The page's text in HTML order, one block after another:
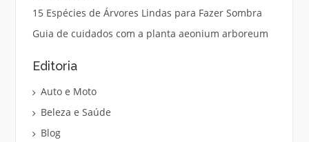
15 Espécies de Árvores Lindas para Fazer Sombra
Guia de cuidados com a planta aeonium arboreum
Editoria
Auto e Moto
Beleza e Saúde
Blog